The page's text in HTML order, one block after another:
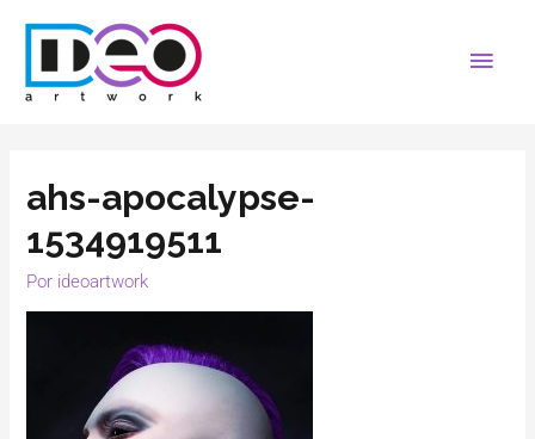
ahs-apocalypse-
1534919511
Por ideoartwork